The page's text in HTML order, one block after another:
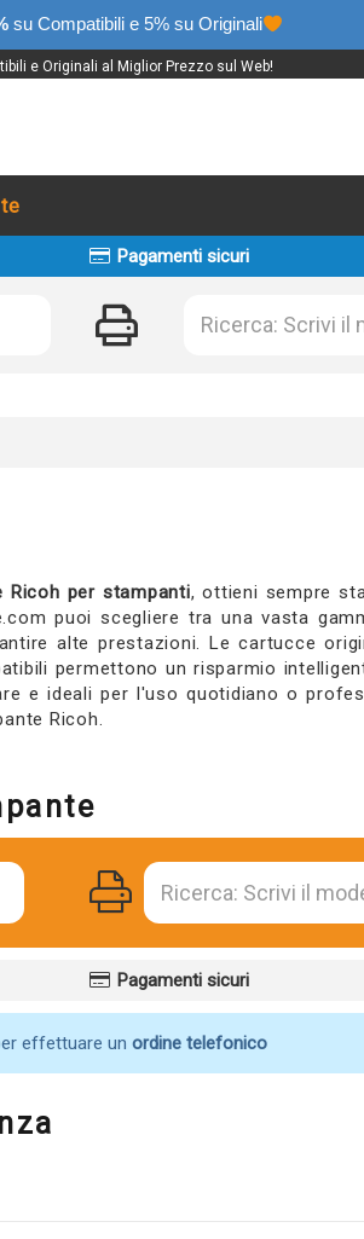
su Compatibili e 5% su Originali
e Originali al Miglior Prezzo sul Web!
Pagamenti sicuri
Ricoh per stampanti, ottieni sempre
puoi scegliere tra una vasta
alte prestazioni. Le cartucce
permettono un risparmio
e ideali per l'uso quotidiano o
Ricoh.
Pagamenti sicuri
effettuare un ordine telefonico